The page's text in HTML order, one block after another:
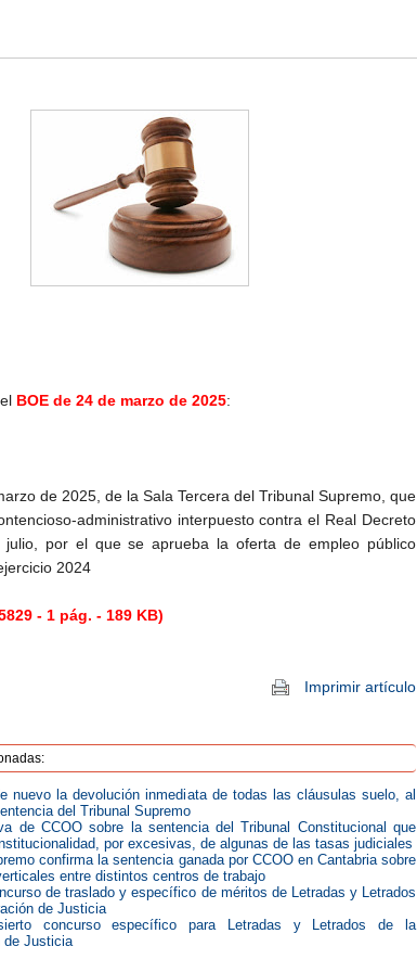
BOE de 24 de marzo de 2025:
de 2025, de la Sala Tercera del Tribunal Supremo, que
administrativo interpuesto contra el Real Decreto
por el que se aprueba la oferta de empleo público
2024
- 1 pág. - 189 KB)
Imprimir artículo
nuevo la devolución inmediata de todas las cláusulas suelo, al
del Tribunal Supremo
de CCOO sobre la sentencia del Tribunal Constitucional que
por excesivas, de algunas de las tasas judiciales
confirma la sentencia ganada por CCOO en Cantabria sobre
entre distintos centros de trabajo
de traslado y específico de méritos de Letradas y Letrados
de Justicia
concurso específico para Letradas y Letrados de la
de Justicia